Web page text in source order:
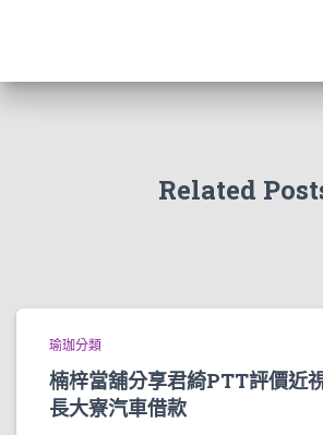
Related
瑜珈分類
楠梓當舖分享君綺PTT評價近
長大寮汽車借款